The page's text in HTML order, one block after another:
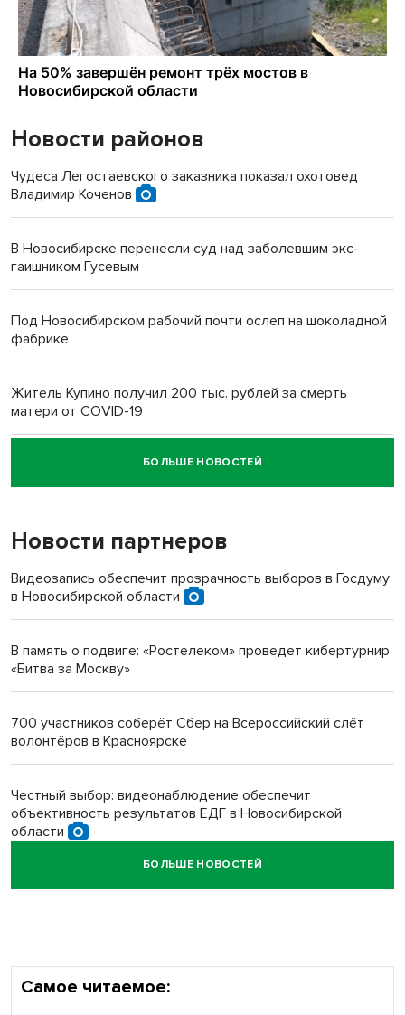
Новости районов
Чудеса Легостаевского заказника показал охотовед
Владимир Коченов
В Новосибирске перенесли суд над заболевшим экс-
гаишником Гусевым
Под Новосибирском рабочий почти ослеп на шоколадной
фабрике
Житель Купино получил 200 тыс. рублей за смерть
матери от COVID-19
Новосибирский суд наказал водителя за смерть
пенсионерки на вокзале
«Мы живём на пастбище!»: в новосибирском селе лошади
терроризируют жителей
Инвалид получил условный срок за избиение врачей
Новосибирский преподаватель с женой вошли в топ-16
Обновлённое отделение ВТБ открылось в Искитиме
БОЛЬШЕ НОВОСТЕЙ
Новости партнеров
Видеозапись обеспечит прозрачность выборов в Госдуму
в Новосибирской области
В память о подвиге: «Ростелеком» проведет кибертурнир
«Битва за Москву»
700 участников соберёт Сбер на Всероссийский слёт
волонтёров в Красноярске
Честный выбор: видеонаблюдение обеспечит
объективность результатов ЕДГ в Новосибирской
области
Кибертанки пошли в бой: «Ростелеком» объявляет
БОЛЬШЕ НОВОСТЕЙ
Самое читаемое: